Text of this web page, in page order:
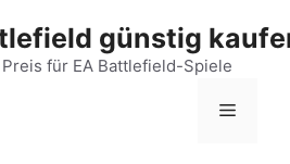
günstig
für EA Battlefield-Spiele
Menü